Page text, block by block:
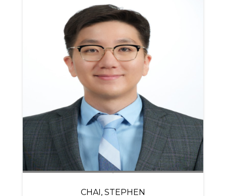
CHAI, STEPHEN